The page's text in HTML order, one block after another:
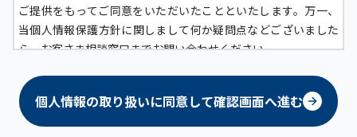
ご提供をもってご同意をいただいたことといたします。万一、
当個人情報保護方針に関しまして何か疑問点などございました
ら、お客さま相談窓口までお問い合わせください。
京進グループにおける個人情報の定義について
京進グループにおいては、生存する「顧客（グループ各社が提
個人情報の取り扱いに同意して確認画面へ進む